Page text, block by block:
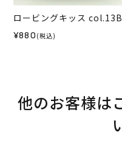
ロービングキッス col.13B
¥880 (税込)
他のお客様は